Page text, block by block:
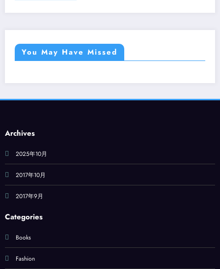
You May Have Missed
Archives
2025年10月
2017年10月
2017年9月
Categories
Books
Fashion